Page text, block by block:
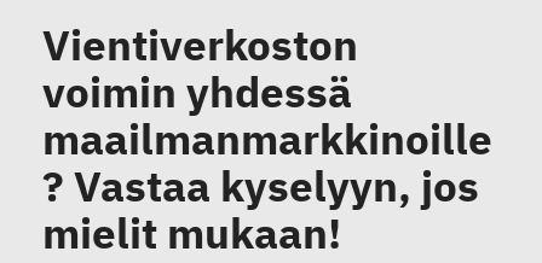
Vientiverkoston
voimin yhdessä
maailmanmarkkinoille
? Vastaa kyselyyn, jos
mielit mukaan!